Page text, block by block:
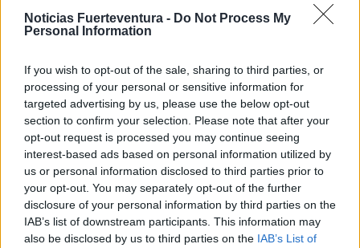
Noticias Fuerteventura - Do Not Process My
Personal Information
If you wish to opt-out of the sale, sharing to third parties, or
processing of your personal or sensitive information for
targeted advertising by us, please use the below opt-out
section to confirm your selection. Please note that after your
opt-out request is processed you may continue seeing
interest-based ads based on personal information utilized by
us or personal information disclosed to third parties prior to
your opt-out. You may separately opt-out of the further
disclosure of your personal information by third parties on the
IAB’s list of downstream participants. This information may
also be disclosed by us to third parties on the IAB’s List of
El consejero, Carlos Rodríguez, señaló que “desde
en la preservación de la fauna y la flora
autóctonas, colaborando estrechamente con
expertos y organizaciones para garantizar la
conservación de las especies que habitan nuestro
archipiélago.
El lagarto gigante de Gran Canaria (Gallotia
stehlini) es una especie endémica de la isla de Gran